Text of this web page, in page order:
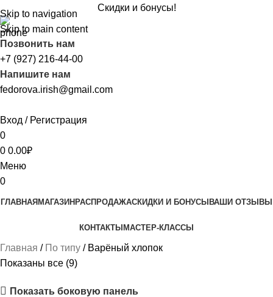
Skip to navigation
Skip to main content
Скидки и бонусы!
Позвонить нам
+7 (927) 216-44-00
Напишите нам
fedorova.irish@gmail.com
Вход / Регистрация
0
0 0.00₽
Меню
0
ГЛАВНАЯМАГАЗИНРАСПРОДАЖАCКИДКИ И БОНУСЫВАШИ ОТЗЫВЫ
КОНТАКТЫМАСТЕР-КЛАССЫ
Главная По типу
Варёный хлопок
Показаны все (9)
Показать боковую панель